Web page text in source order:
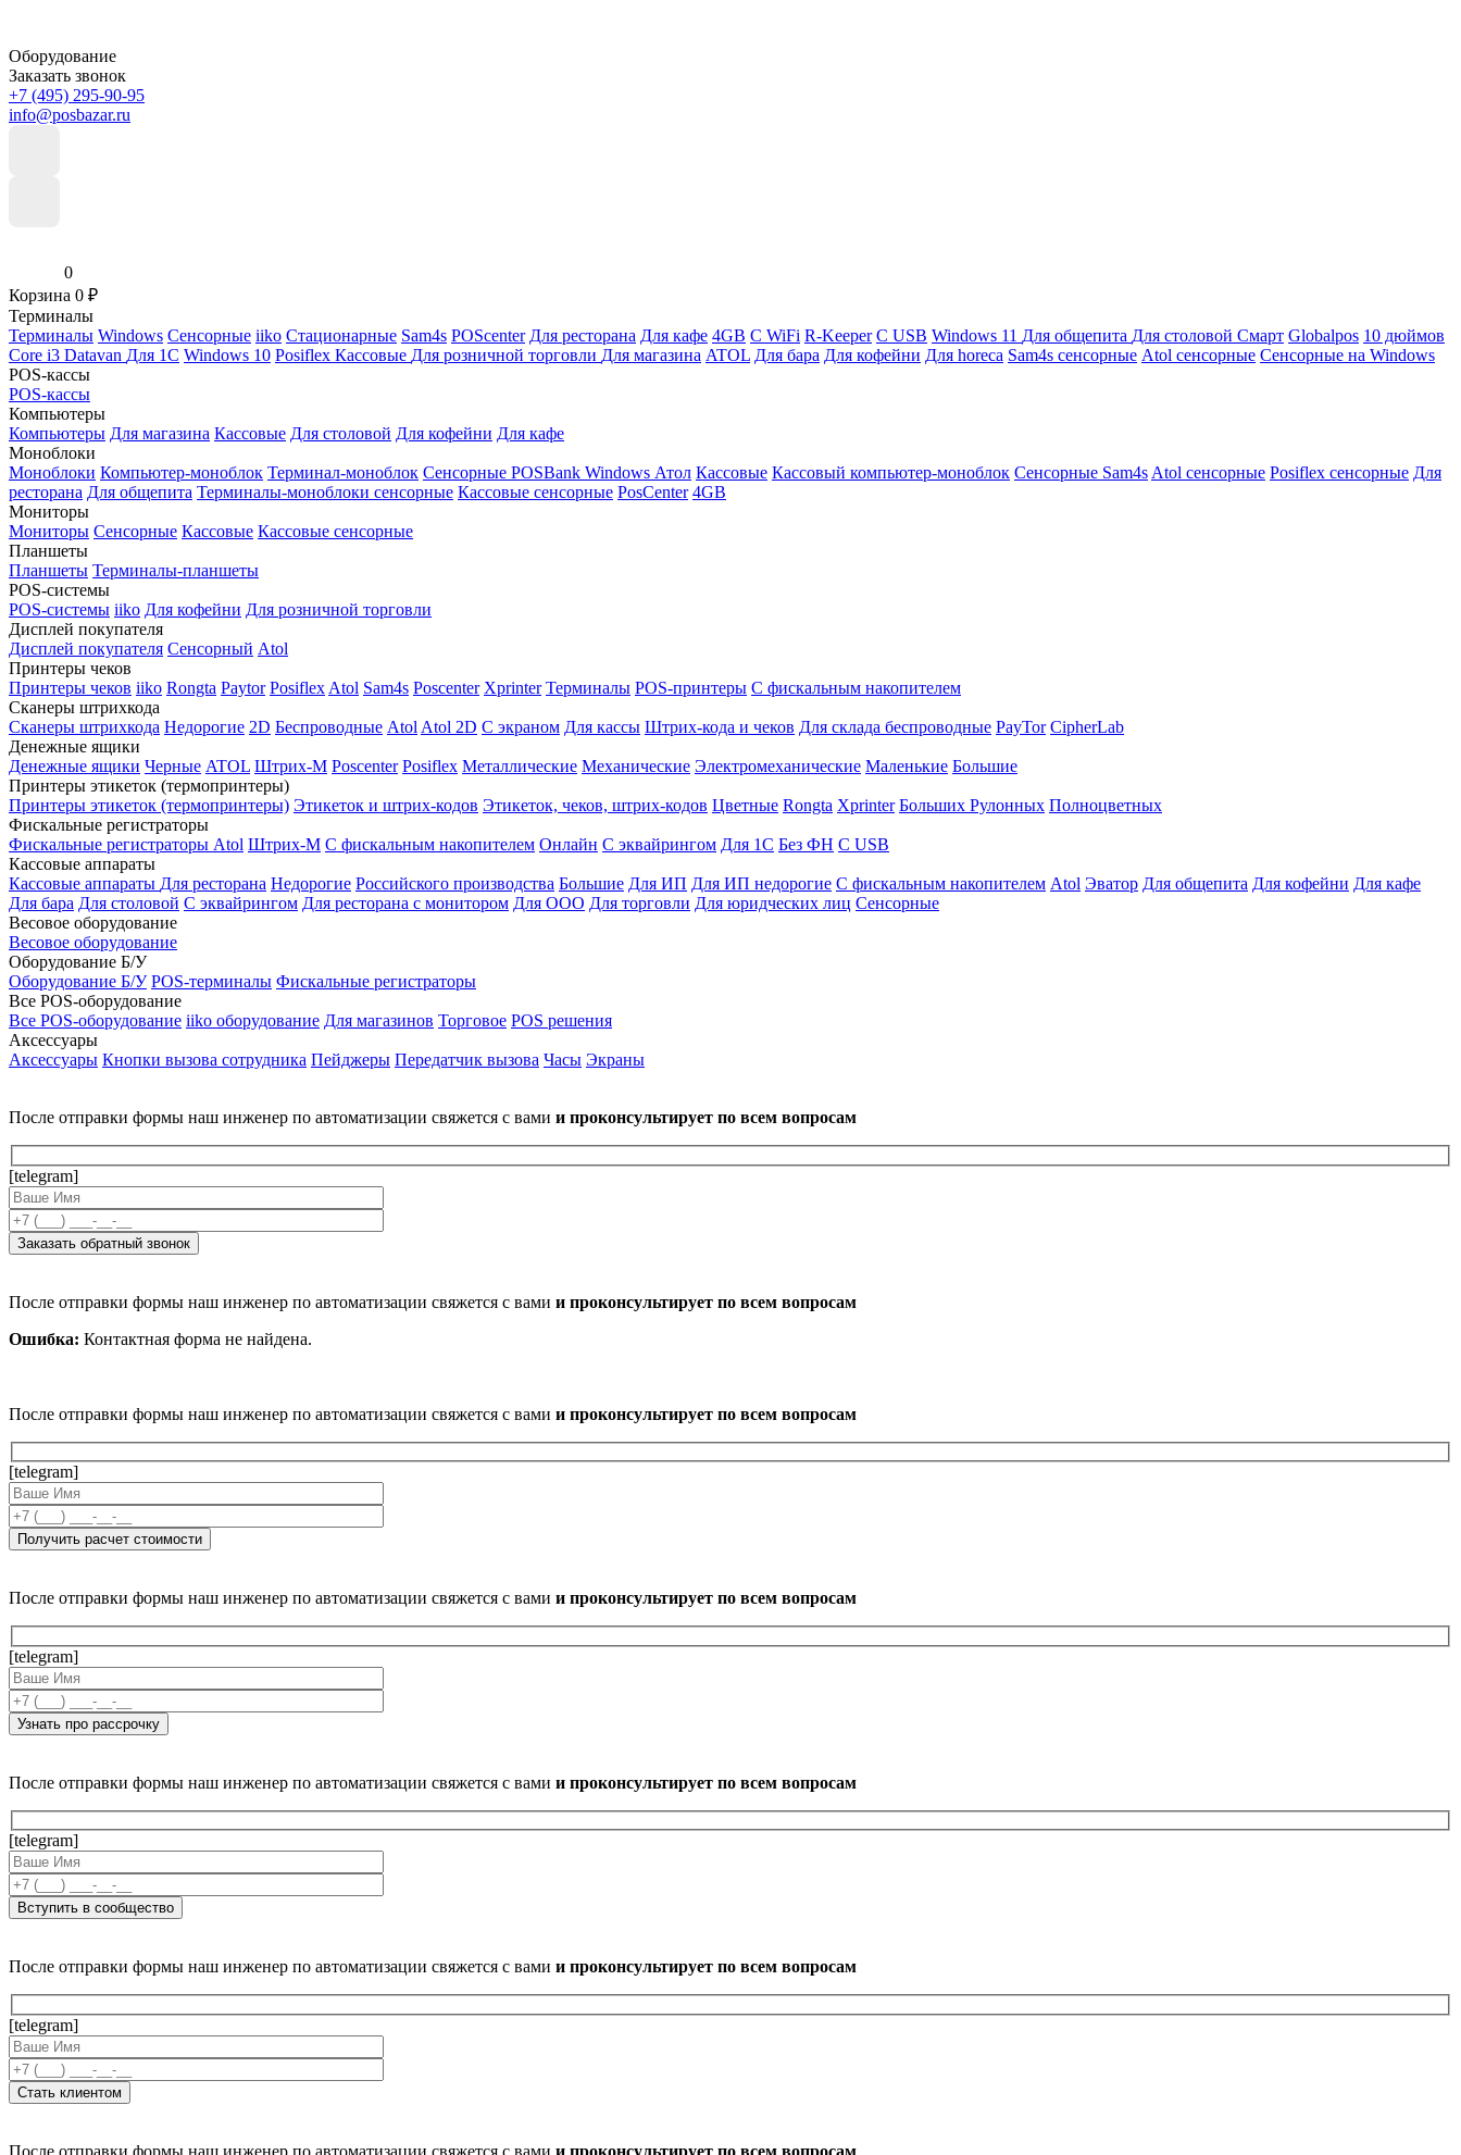
Оборудование
Заказать звонок
+7 (495) 295-90-95
info@posbazar.ru
0
Корзина 0 ₽
Терминалы
Терминалы Windows Сенсорные iiko Стационарные Sam4s POScenter Для ресторана Для кафе 4GB С WiFi R-Keeper С USB Windows 11 Для общепита Для столовой Смарт Globalpos 10 дюймов
Core i3 Datavan Для 1С Windows 10 Posiflex Кассовые Для розничной торговли Для магазина ATOL Для бара Для кофейни Для horeca Sam4s сенсорные Atol сенсорные Сенсорные на Windows
POS-кассы
POS-кассы
Компьютеры
Компьютеры Для магазина Кассовые Для столовой Для кофейни Для кафе
Моноблоки
Моноблоки Компьютер-моноблок Терминал-моноблок Сенсорные POSBank Windows Атол Кассовые Кассовый компьютер-моноблок Сенсорные Sam4s Atol сенсорные Posiflex сенсорные Для
ресторана Для общепита Терминалы-моноблоки сенсорные Кассовые сенсорные PosCenter 4GB
Мониторы
Мониторы Сенсорные Кассовые Кассовые сенсорные
Планшеты
Планшеты Терминалы-планшеты
POS-системы
POS-системы iiko Для кофейни Для розничной торговли
Дисплей покупателя
Дисплей покупателя Сенсорный Atol
Принтеры чеков
Принтеры чеков iiko Rongta Paytor Posiflex Atol Sam4s Poscenter Xprinter Терминалы POS-принтеры С фискальным накопителем
Сканеры штрихкода
Сканеры штрихкода Недорогие 2D Беспроводные Atol Atol 2D С экраном Для кассы Штрих-кода и чеков Для склада беспроводные PayTor CipherLab
Денежные ящики
Денежные ящики Черные ATOL Штрих-М Poscenter Posiflex Металлические Механические Электромеханические Маленькие Большие
Принтеры этикеток (термопринтеры)
Принтеры этикеток (термопринтеры) Этикеток и штрих-кодов Этикеток, чеков, штрих-кодов Цветные Rongta Xprinter Больших Рулонных Полноцветных
Фискальные регистраторы
Фискальные регистраторы Atol Штрих-М С фискальным накопителем Онлайн С эквайрингом Для 1С Без ФН С USB
Кассовые аппараты
Кассовые аппараты Для ресторана Недорогие Российского производства Большие Для ИП Для ИП недорогие С фискальным накопителем Atol Эватор Для общепита Для кофейни Для кафе
Для бара Для столовой С эквайрингом Для ресторана с монитором Для ООО Для торговли Для юридческих лиц Сенсорные
Весовое оборудование
Весовое оборудование
Оборудование Б/У
Оборудование Б/У POS-терминалы Фискальные регистраторы
Все POS-оборудование
Все POS-оборудование iiko оборудование Для магазинов Торговое POS решения
Аксессуары
Аксессуары Кнопки вызова сотрудника Пейджеры Передатчик вызова Часы Экраны
После отправки формы наш инженер по автоматизации свяжется с вами и проконсультирует по всем вопросам
[telegram]
После отправки формы наш инженер по автоматизации свяжется с вами и проконсультирует по всем вопросам
Ошибка: Контактная форма не найдена.
После отправки формы наш инженер по автоматизации свяжется с вами и проконсультирует по всем вопросам
[telegram]
После отправки формы наш инженер по автоматизации свяжется с вами и проконсультирует по всем вопросам
[telegram]
После отправки формы наш инженер по автоматизации свяжется с вами и проконсультирует по всем вопросам
[telegram]
После отправки формы наш инженер по автоматизации свяжется с вами и проконсультирует по всем вопросам
[telegram]
После отправки формы наш инженер по автоматизации свяжется с вами и проконсультирует по всем вопросам